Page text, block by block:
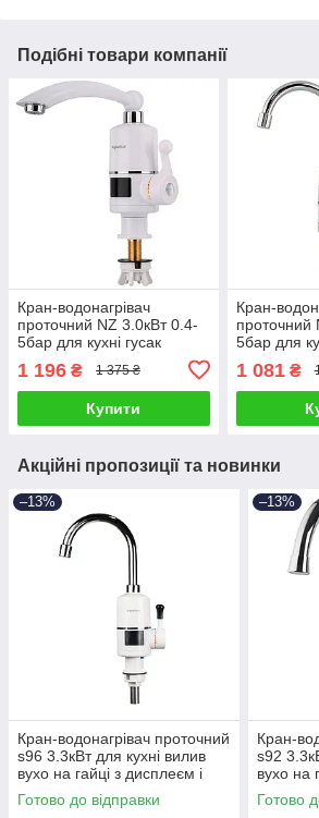
Подібні товари компанії
Кран-водонагрівач
проточний NZ 3.0кВт 0.4-
5бар для кухні гусак
дисплеєм AQUATICA NZ-
6B242W (9797102)
1 196 ₴ 1 375 ₴
Купити
Кран-
проточний
5бар для
AQUATICA
(9797113)
1 081₴
Акційні пропозиції та новинки
–13%
Кран-водонагрівач проточний
s96 3.3кВт для кухні вилив
вухо на гайці з дисплеєм і
термостатом AQUATICA
(9796113)
Готово до відправки
–13%
Кран-
s92
вухо на
Готово